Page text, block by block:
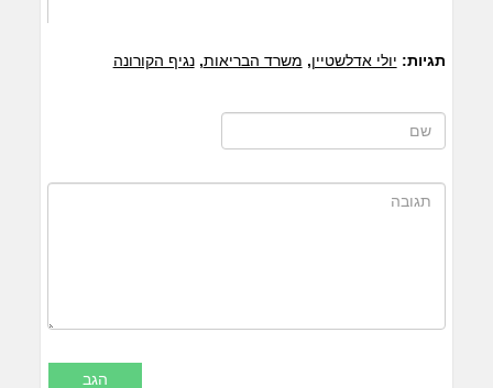
תגיות: יולי אדלשטיין, משרד הבריאות,נגיף הקורונה